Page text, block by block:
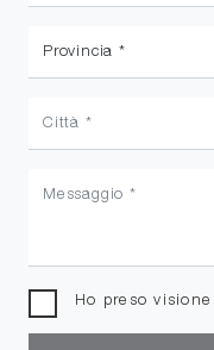
Ho preso